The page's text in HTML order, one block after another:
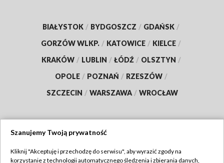
BIAŁYSTOK / BYDGOSZCZ / GDAŃSK /
GORZÓW WLKP. / KATOWICE / KIELCE /
KRAKÓW / LUBLIN / ŁÓDŹ / OLSZTYN /
OPOLE / POZNAŃ / RZESZÓW /
SZCZECIN / WARSZAWA / WROCŁAW
Szanujemy Twoją prywatność
Kliknij "Akceptuję i przechodzę do serwisu", aby wyrazić zgody na
korzystanie z technologii automatycznego śledzenia i zbierania danych,